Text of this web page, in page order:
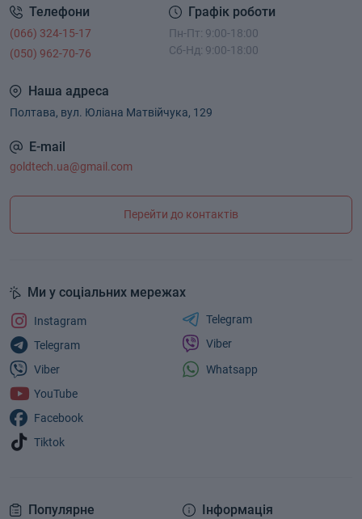
Телефони
(066) 324-15-17
(050) 962-70-76
Графік роботи
Пн-Пт: 9:00-18:00
Сб-Нд: 9:00-18:00
Наша адреса
Полтава, вул. Юліана Матвійчука, 129
E-mail
goldtech.ua@gmail.com
Перейти до контактів
Популярне Інформація
Ми у соціальних мережах
Instagram
Telegram
Viber
YouTube
Facebook
Tiktok
Telegram
Viber
Whatsapp